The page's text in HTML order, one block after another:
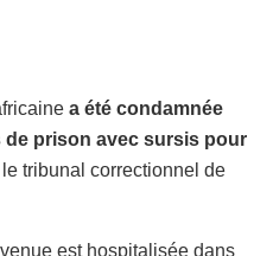
a été condamnée
de prison avec sursis pour
le tribunal correctionnel de
est hospitalisée dans